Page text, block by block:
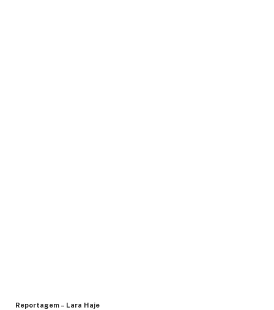
Reportagem – Lara Haje